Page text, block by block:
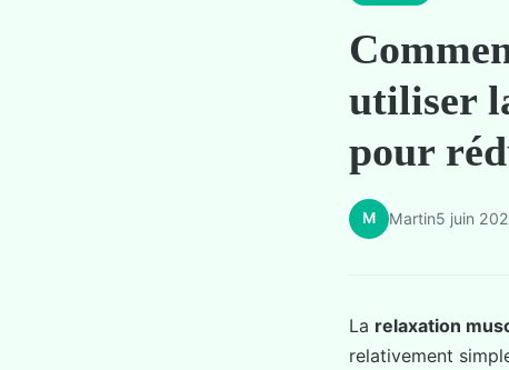
utiliser
pour
M Martin5 juin
La relaxation
relativement